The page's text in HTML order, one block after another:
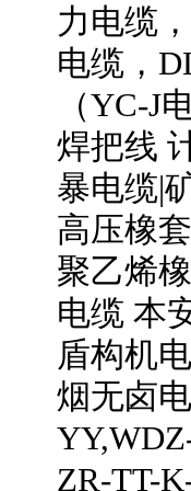
力电缆，
电缆，
（YC-J
焊把线
暴电缆
高压橡
聚乙烯
电缆 本
盾构机
烟无卤
ZR-TT-